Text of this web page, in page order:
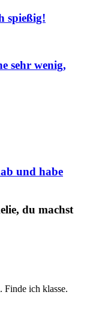
spießig!
sehr wenig,
und habe
du machst
ich klasse.